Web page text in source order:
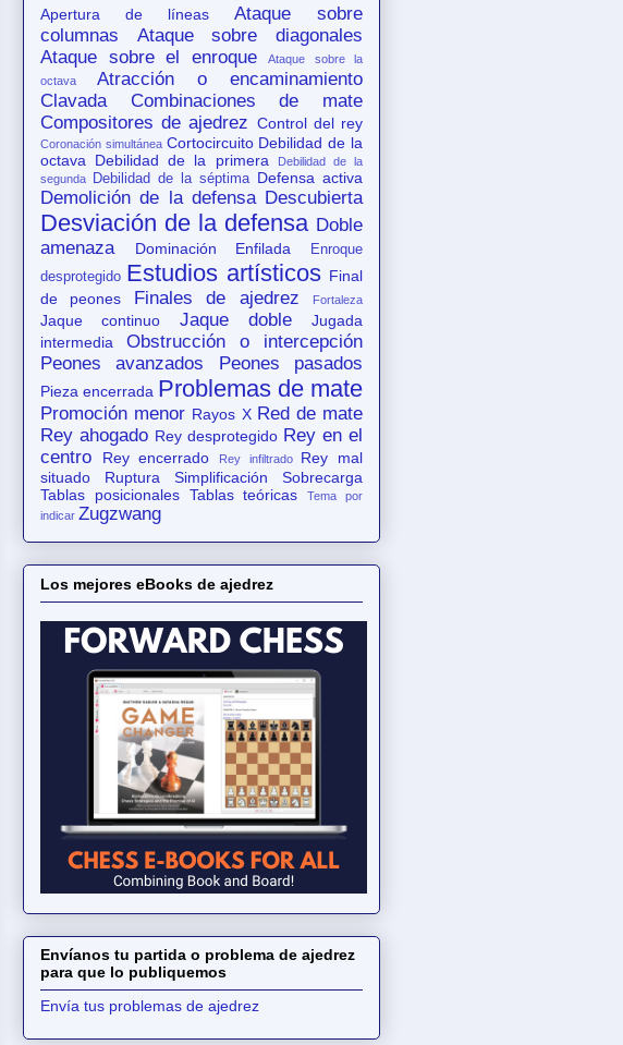
Apertura de líneas
Ataque sobre
columnas
Ataque sobre diagonales
Ataque sobre el enroque
Ataque sobre la
octava
Atracción o encaminamiento
Clavada
Combinaciones de mate
Compositores de ajedrez Control del rey
Coronación simultánea Cortocircuito Debilidad de la
octava
Debilidad de la primera
Debilidad de la
segunda
Debilidad de la séptima Defensa activa
Demolición de la defensa Descubierta
Desviación de la defensa Doble
amenaza
Dominación Enfilada
Enroque
desprotegido Estudios artísticos Final
de peones
Finales de ajedrez Fortaleza
Jaque continuo Jaque doble
Jugada
intermedia
Obstrucción o intercepción
Peones avanzados
Peones pasados
Pieza encerrada Problemas de mate
Promoción menor Rayos X Red de mate
Rey ahogado Rey desprotegido Rey en el
centro
Rey encerrado Rey infiltrado
Rey mal
situado
Ruptura Simplificación
Sobrecarga
Tablas posicionales Tablas teóricas
Tema por
indicar Zugzwang
Los mejores eBooks de ajedrez
Envíanos tu partida o problema de ajedrez
para que lo publiquemos
Envía tus problemas de ajedrez